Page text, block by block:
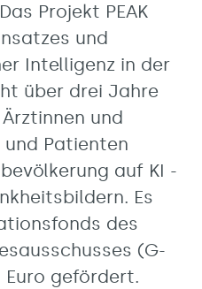
Projekt PEAK
und
Intelligenz in der
über drei Jahre
und
Patienten
auf KI -
Es
des
(G-
Euro gefördert.